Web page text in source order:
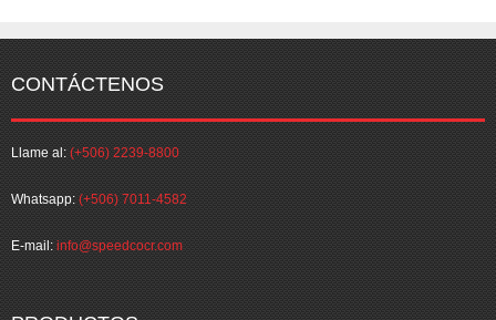
CONTÁCTENOS
Llame al: (+506) 2239-8800
Whatsapp: (+506) 7011-4582
E-mail: info@speedcocr.com